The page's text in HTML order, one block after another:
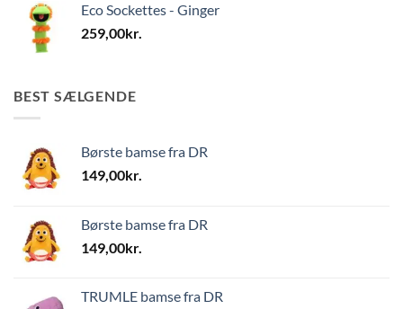
Eco Sockettes - Ginger
259,00kr.
BEST SÆLGENDE
Børste bamse fra DR
149,00kr.
Børste bamse fra DR
149,00kr.
TRUMLE bamse fra DR